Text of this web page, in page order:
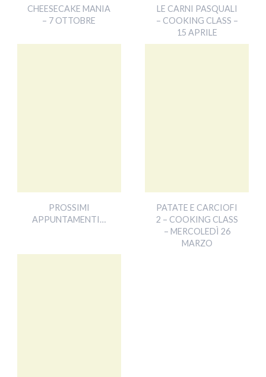
CHEESECAKE MANIA
– 7 OTTOBRE
LE CARNI PASQUALI
– COOKING CLASS –
15 APRILE
PROSSIMI
APPUNTAMENTI…
PATATE E CARCIOFI
2 – COOKING CLASS
– MERCOLEDÌ 26
MARZO